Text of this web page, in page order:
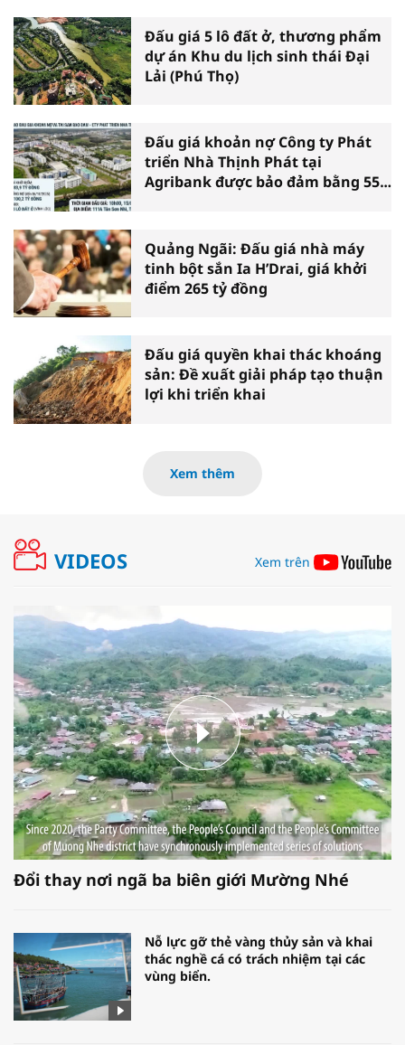
Đấu giá 5 lô đất ở, thương phẩm
dự án Khu du lịch sinh thái Đại
Lải (Phú Thọ)
Đấu giá khoản nợ Công ty Phát
triển Nhà Thịnh Phát tại
Agribank được bảo đảm bằng 55
Quảng Ngãi: Đấu giá nhà máy
tinh bột sắn Ia H’Drai, giá khởi
điểm 265 tỷ đồng
Đấu giá quyền khai thác khoáng
sản: Đề xuất giải pháp tạo thuận
lợi khi triển khai
Xem thêm
VIDEOS Xem trên
Đổi thay nơi ngã ba biên giới Mường Nhé
Nỗ lực gỡ thẻ vàng thủy sản và khai
thác nghề cá có trách nhiệm tại các
vùng biển.